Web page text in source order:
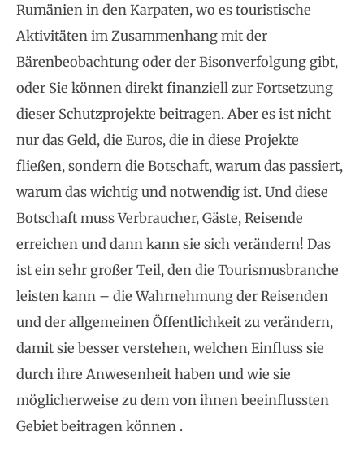
Rumänien in den Karpaten, wo es touristische
Aktivitäten im Zusammenhang mit der
Bärenbeobachtung oder der Bisonverfolgung gibt,
oder Sie können direkt finanziell zur Fortsetzung
dieser Schutzprojekte beitragen. Aber es ist nicht
nur das Geld, die Euros, die in diese Projekte
fließen, sondern die Botschaft, warum das passiert,
warum das wichtig und notwendig ist. Und diese
Botschaft muss Verbraucher, Gäste, Reisende
erreichen und dann kann sie sich verändern! Das
ist ein sehr großer Teil, den die Tourismusbranche
leisten kann – die Wahrnehmung der Reisenden
und der allgemeinen Öffentlichkeit zu verändern,
damit sie besser verstehen, welchen Einfluss sie
durch ihre Anwesenheit haben und wie sie
möglicherweise zu dem von ihnen beeinflussten
Gebiet beitragen können .